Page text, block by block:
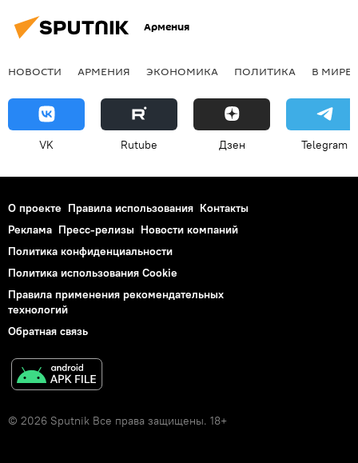
Армения
НОВОСТИ АРМЕНИЯ ЭКОНОМИКА ПОЛИТИКА В МИРЕ
VK Rutube Дзен Telegram
О проекте Правила использования Контакты
Реклама Пресс-релизы Новости компаний
Политика конфиденциальности
Политика использования Cookie
Правила применения рекомендательных
технологий
Обратная связь
© 2026 Sputnik Все права защищены. 18+